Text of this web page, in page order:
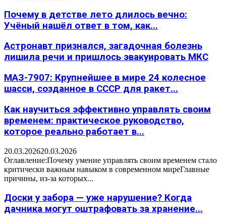
Почему в детстве лето длилось вечно:
Учёный нашёл ответ в том, как...
Астронавт признался, загадочная болезнь
лишила речи и пришлось эвакуировать МКС
МАЗ-7907: Крупнейшее в мире 24 колесное
шасси, созданное в СССР для ракет...
Как научиться эффективно управлять своим
временем: практическое руководство,
которое реально работает в...
20.03.202620.03.2026
Оглавление:Почему умение управлять своим временем стало
критически важным навыком в современном миреГлавные
причины, из-за которых...
Доски у забора — уже нарушение? Когда
дачника могут оштрафовать за хранение...